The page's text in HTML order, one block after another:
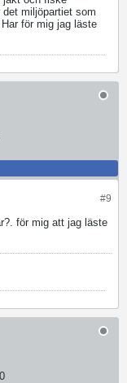
miljöpartiet som
för mig jag läste
#9
för mig att jag läste